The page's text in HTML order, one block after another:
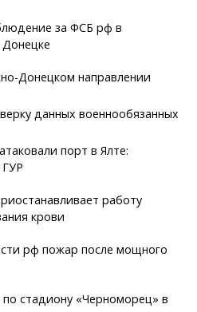
за ФСБ рф в
Донецком направлении
данных военнообязанных
порт в Ялте:
работу
крови
рф пожар после мощного
стадиону «Черноморец» в